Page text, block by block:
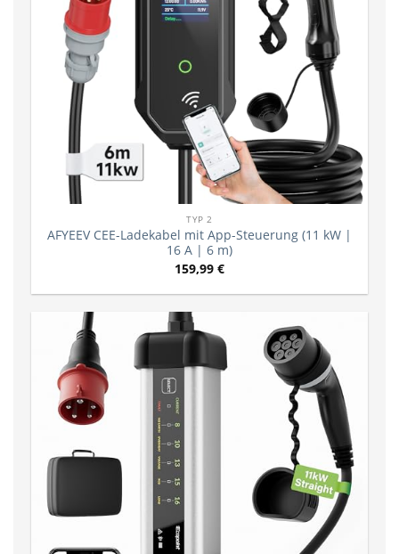
TYP 2
AFYEEV CEE-Ladekabel mit App-Steuerung (11 kW |
16 A | 6 m)
159,99 €